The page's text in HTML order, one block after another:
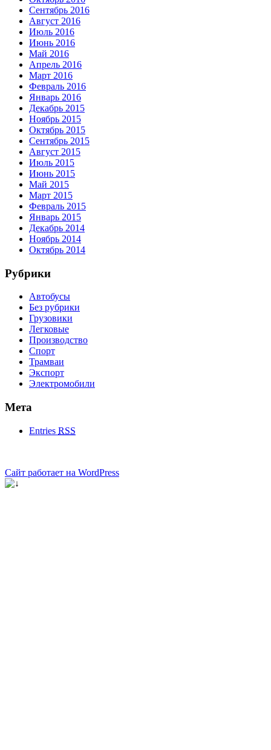
Сентябрь 2016
Август 2016
Июль 2016
Июнь 2016
Май 2016
Апрель 2016
Март 2016
Февраль 2016
Январь 2016
Декабрь 2015
Ноябрь 2015
Октябрь 2015
Сентябрь 2015
Август 2015
Июль 2015
Июнь 2015
Май 2015
Март 2015
Февраль 2015
Январь 2015
Декабрь 2014
Ноябрь 2014
Октябрь 2014
Рубрики
Автобусы
Без рубрики
Грузовики
Легковые
Производство
Спорт
Трамваи
Экспорт
Электромобили
Мета
Entries RSS
Сайт работает на WordPress